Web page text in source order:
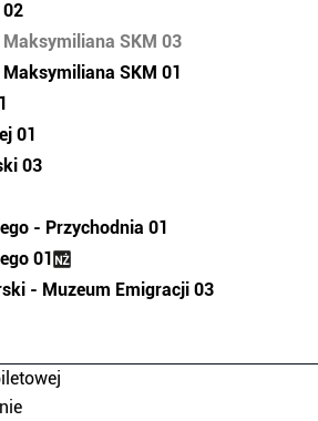
02
Maksymiliana SKM 03
SKM 01
01
03
- Przychodnia 01
01
- Muzeum Emigracji 03